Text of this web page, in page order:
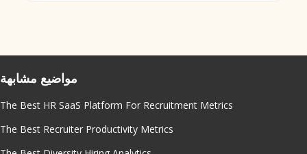
مواضيع مشابهة
The Best HR SaaS Platform For Recruitment Metrics
The Best Recruiter Productivity Metrics